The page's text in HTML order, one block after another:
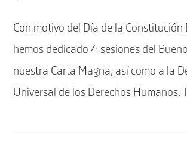
entrada:
entrada:
Con motivo del Día de la Constitución
hemos dedicado 4 sesiones del
nuestra Carta Magna, así como a la
Universal de los Derechos Humanos.